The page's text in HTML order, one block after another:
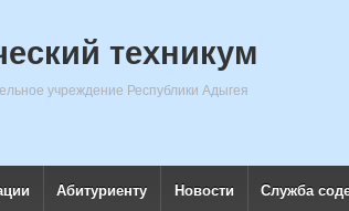
техникум
учреждение Республики Адыгея
Абитуриенту Новости Служба